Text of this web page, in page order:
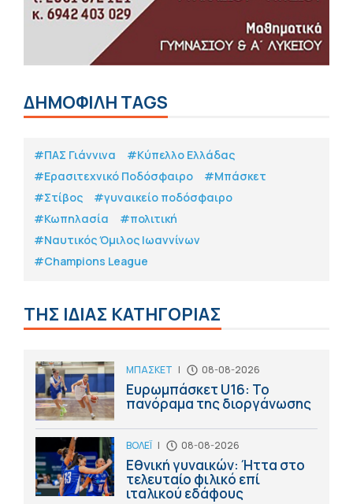
ΔΗΜΟΦΙΛΗ TAGS
#ΠΑΣ Γιάννινα
#Κύπελλο Ελλάδας
#Eρασιτεχνικό Ποδόσφαιρο
#Μπάσκετ
#Στίβος
#γυναικείο ποδόσφαιρο
#Κωπηλασία
#πολιτική
#Ναυτικός Όμιλος Ιωαννίνων
#Champions League
ΤΗΣ ΙΔΙΑΣ ΚΑΤΗΓΟΡΙΑΣ
ΜΠΑΣΚΕΤ | 08-08-2026
Ευρωμπάσκετ U16: Το
πανόραμα της διοργάνωσης
ΒΟΛΕΪ | 08-08-2026
Εθνική γυναικών: Ήττα στο
τελευταίο φιλικό επί
ιταλικού εδάφους